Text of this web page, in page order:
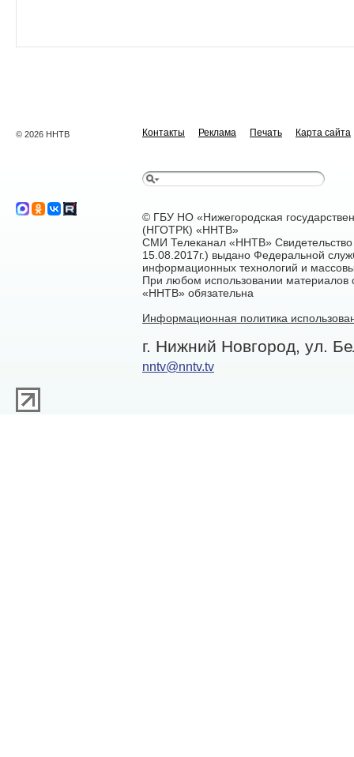
© 2026 ННТВ Контакты Реклама Печать Карта сайта
© ГБУ НО «Нижегородская
(НГОТРК) «ННТВ»
СМИ Телеканал «ННТВ»
15.08.2017г.) выдано Федеральной
информационных технологий и
При любом использовании материалов
«ННТВ» обязательна
Информационная политика
г. Нижний Новгород, ул.
nntv@nntv.tv